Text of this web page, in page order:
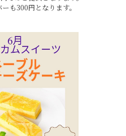
も300円となります。